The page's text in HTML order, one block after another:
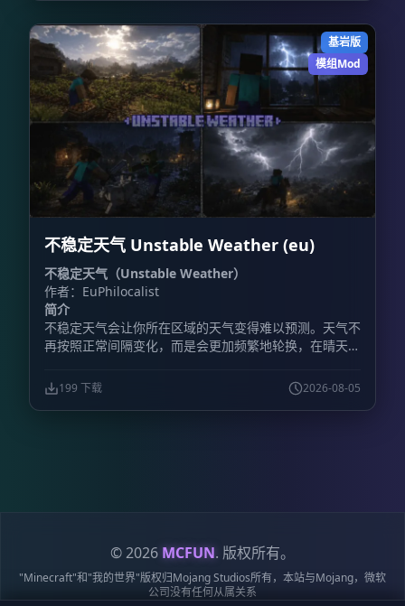
了更直观的操作方式。管理员只需设置竞技场位置，插件
就会自动处理排队、匹配、传送、地图重置和战后物品恢
复。 **主要功能** - **可视化箱子菜单：** 通过库存
式界面选择游戏模式和套装，不需要记忆复杂命令。 -
**快捷菜单物品：** 使用命令获得菜单物品，可快速打
开主决斗菜单、挑战菜单和团队菜单。 - **公平排队与
团队模式：** 支持经典 1v1，也支持 2v2、3v3、4v4 和
5v5 团队决斗。人数达到要求后，系统会自动完成匹配并
将玩家传送至竞技场。 - **多竞技场与自动重置：** 每
种套装最多可配置 10 个竞技场，让多场决斗同时进行。
比赛结束后，系统会自动恢复竞技场地形，重置范围上限
的物品、经验值和位置，比赛结束后完整恢复。 - **大
返回大厅。 - **套装编辑：** 可以修改已有套装，也能
按照服务器需求调整装备配置。 - **挑战模式：** 直接
向其他玩家发起决斗邀请。 - **自定义套装：** 最多保
存 100 套自定义套装。 **包含的游戏模式** 插件提供
11 套预配置套装，说明中列出的模式包括： -
战斗技巧。 - **Diamond（钻石）：** 全套钻石装备，
开游戏模式选择菜单，也可以使用菜单物品。 -
`/duel:menuitem`：获得交互式决斗菜单物品。 -
`/duel:team `：加入团队排队。例如，`/duel:team
基岩版
模组Mod
不稳定天气 Unstable Weather (eu)
不稳定天气（Unstable Weather）
作者：EuPhilocalist
简介
不稳定天气会让你所在区域的天气变得难以预测。天气不
再按照正常间隔变化，而是会更加频繁地轮换，在晴天、
199 下载 2026-08-05
© 2026 MCFUN. 版权所有。
"Minecraft"和"我的世界"版权归Mojang Studios所有，本站与Mojang，微软
公司没有任何从属关系